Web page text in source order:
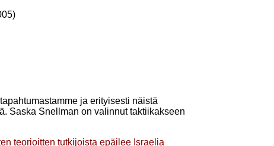
ja erityisesti näistä
Saska Snellman on valinnut taktiikakseen
teorioitten tutkijoista epäilee Israelia